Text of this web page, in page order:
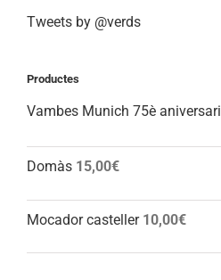
Tweets by @verds
Productes
Vambes Munich 75è aniversari
Domàs 15,00€
Mocador casteller 10,00€